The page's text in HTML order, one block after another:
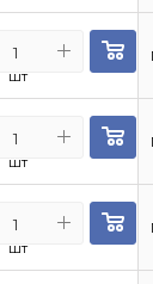
шт
шт
шт